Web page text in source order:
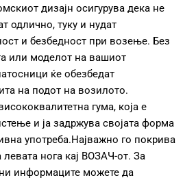
дизајн осигурува дека не
одлично, туку и нудат
и безбедност при возење. Без
или моделот на вашиот
ќе обезбедат
на подот на возилото.
гума, која е
и ја задржува својата форма
употреба.Најважно го покрива
нога кај ВОЗАЧ-от. За
информаците можете да